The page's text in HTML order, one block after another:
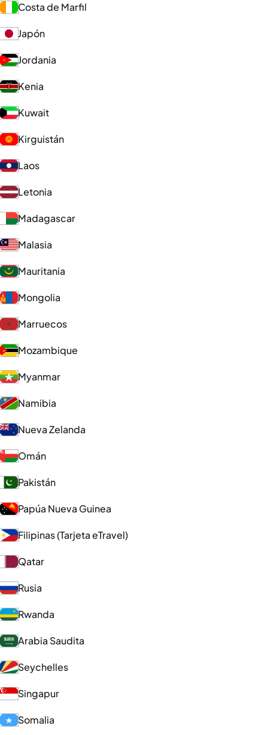
Costa de Marfil
Japón
Jordania
Kenia
Kuwait
Kirguistán
Laos
Letonia
Madagascar
Malasia
Mauritania
Mongolia
Marruecos
Mozambique
Myanmar
Namibia
Nueva Zelanda
Omán
Pakistán
Papúa Nueva Guinea
Filipinas (Tarjeta eTravel)
Qatar
Rusia
Rwanda
Arabia Saudita
Seychelles
Singapur
Somalia